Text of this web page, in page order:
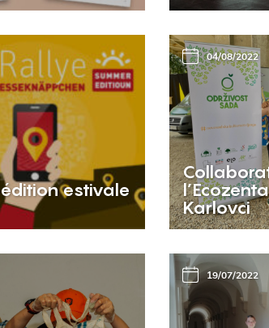
estivale
04/08/2022
Karlovci
19/07/2022